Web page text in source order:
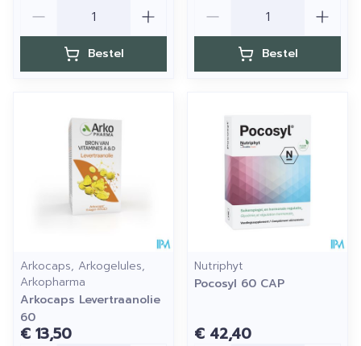
Bestel Bestel
Arkocaps, Arkogelules,
Arkopharma
Arkocaps Levertraanolie
60
€ 13,50
Nutriphyt
Pocosyl 60 CAP
€ 42,40